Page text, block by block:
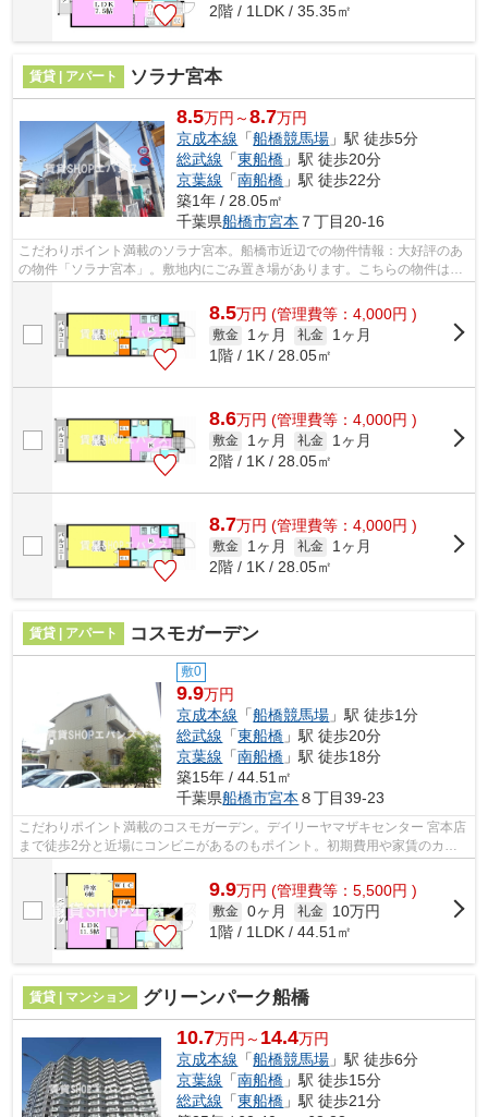
2階 / 1LDK / 35.35㎡
賃貸 | アパート ソラナ宮本
8.5万円～8.7万円
京成本線 「船橋競馬場 」駅 徒歩5分
総武線 「東船橋 」駅 徒歩20分
京葉線 「南船橋 」駅 徒歩22分
築1年 / 28.05㎡
千葉県船橋市宮本 ７丁目20-16
こだわりポイント満載のソラナ宮本。船橋市近辺での物件情報：大好評のあ
の物件「ソラナ宮本」。敷地内にごみ置き場があります。こちらの物件はア
パートです。船橋市エリアにある賃貸...
8.5万円 (管理費等：4,000円 )
敷金 1ヶ月 礼金
1ヶ月
1階 / 1K / 28.05㎡
8.6万円 (管理費等：4,000円 )
敷金 1ヶ月 礼金
1ヶ月
2階 / 1K / 28.05㎡
8.7万円 (管理費等：4,000円 )
敷金 1ヶ月 礼金
1ヶ月
2階 / 1K / 28.05㎡
賃貸 | アパート コスモガーデン
敷0
9.9万円
京成本線 「船橋競馬場 」駅 徒歩1分
総武線 「東船橋 」駅 徒歩20分
京葉線 「南船橋 」駅 徒歩18分
築15年 / 44.51㎡
千葉県船橋市宮本 ８丁目39-23
こだわりポイント満載のコスモガーデン。デイリーヤマザキセンター 宮本店
まで徒歩2分と近場にコンビニがあるのもポイント。初期費用や家賃のカー
ド決済で、月々の支払の手間を省けま...
9.9万円 (管理費等：5,500円 )
敷金 0ヶ月 礼金
10万円
1階 / 1LDK / 44.51㎡
賃貸 | マンション グリーンパーク船橋
10.7万円～ 14.4万円
京成本線 「船橋競馬場 」駅 徒歩6分
京葉線 「南船橋 」駅 徒歩15分
総武線 「東船橋 」駅 徒歩21分